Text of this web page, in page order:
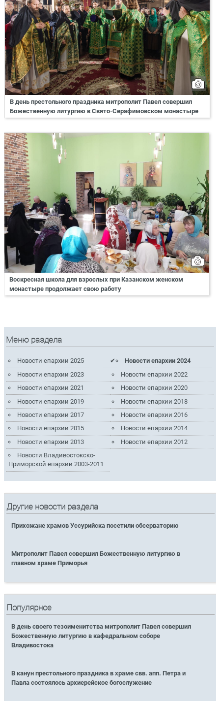
В день престольного праздника митрополит Павел совершил
Божественную литургию в Свято-Серафимовском монастыре
Воскресная школа для взрослых при Казанском женском
монастыре продолжает свою работу
Меню раздела
Новости епархии 2025
Новости епархии 2024
Новости епархии 2023
Новости епархии 2022
Новости епархии 2021
Новости епархии 2020
Новости епархии 2019
Новости епархии 2018
Новости епархии 2017
Новости епархии 2016
Новости епархии 2015
Новости епархии 2014
Новости епархии 2013
Новости епархии 2012
Новости Владивостокско-
Приморской епархии 2003-2011
Другие новости раздела
Прихожане храмов Уссурийска посетили обсерваторию
Митрополит Павел совершил Божественную литургию в
главном храме Приморья
Популярное
В день своего тезоименитства митрополит Павел совершил
Божественную литургию в кафедральном соборе
Владивостока
В канун престольного праздника в храме свв. апп. Петра и
Павла состоялось архиерейское богослужение